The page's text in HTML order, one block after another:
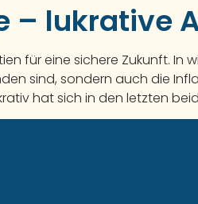
– lukrative
für eine sichere Zukunft.
sind, sondern auch die
hat sich in den letzten